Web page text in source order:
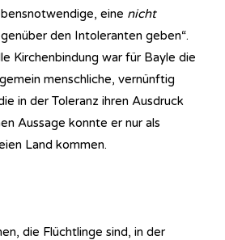
eine nicht
den Intoleranten geben“.
Kirchenbindung war für Bayle die
menschliche, vernünftig
in der Toleranz ihren Ausdruck
Aussage konnte er nur als
Land kommen.
die Flüchtlinge sind, in der